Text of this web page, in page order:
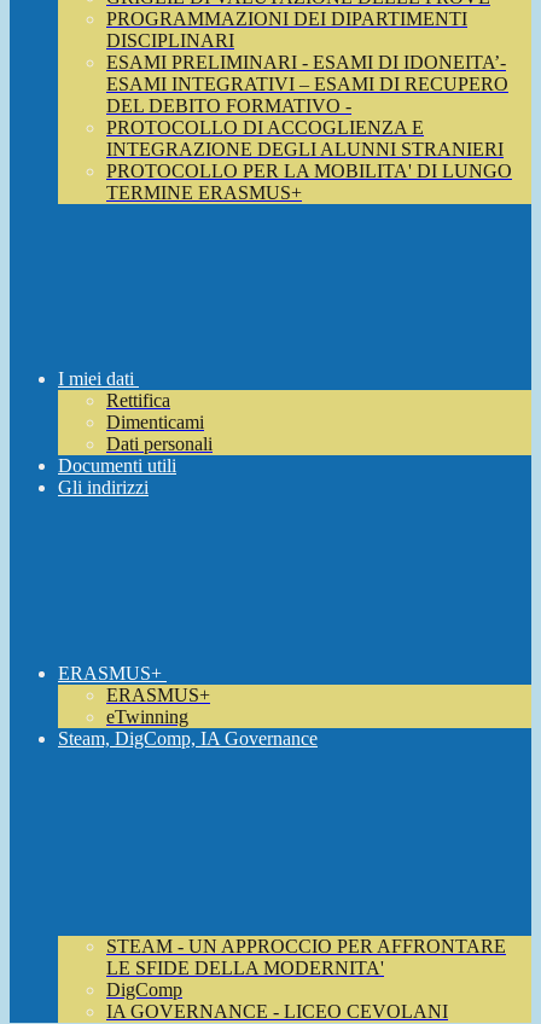
PROGRAMMAZIONI DEI DIPARTIMENTI
DISCIPLINARI
ESAMI PRELIMINARI - ESAMI DI IDONEITA’-
ESAMI INTEGRATIVI – ESAMI DI RECUPERO
DEL DEBITO FORMATIVO -
PROTOCOLLO DI ACCOGLIENZA E
INTEGRAZIONE DEGLI ALUNNI STRANIERI
PROTOCOLLO PER LA MOBILITA' DI LUNGO
TERMINE ERASMUS+
I miei dati
Rettifica
Dimenticami
Dati personali
Documenti utili
Gli indirizzi
ERASMUS+
ERASMUS+
eTwinning
Steam, DigComp, IA Governance
STEAM - UN APPROCCIO PER AFFRONTARE
LE SFIDE DELLA MODERNITA'
DigComp
IA GOVERNANCE - LICEO CEVOLANI